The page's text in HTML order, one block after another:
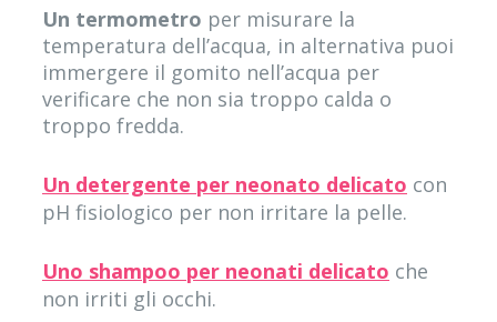
Un termometro per misurare la
temperatura dell’acqua, in alternativa puoi
immergere il gomito nell’acqua per
verificare che non sia troppo calda o
troppo fredda.
Un detergente per neonato delicato con
pH fisiologico per non irritare la pelle.
Uno shampoo per neonati delicato che
non irriti gli occhi.